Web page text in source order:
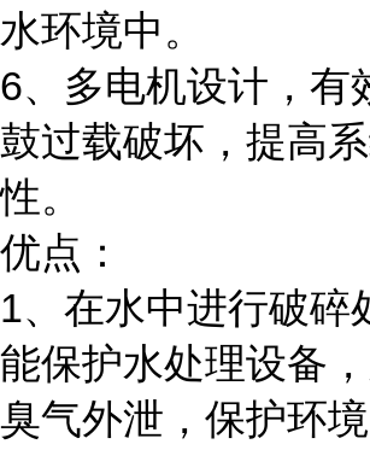
水环境中。
6、多电机设计，有
鼓过载破坏，提高
性。
优点：
1、在水中进行破碎
能保护水处理设备
臭气外泄，保护环境